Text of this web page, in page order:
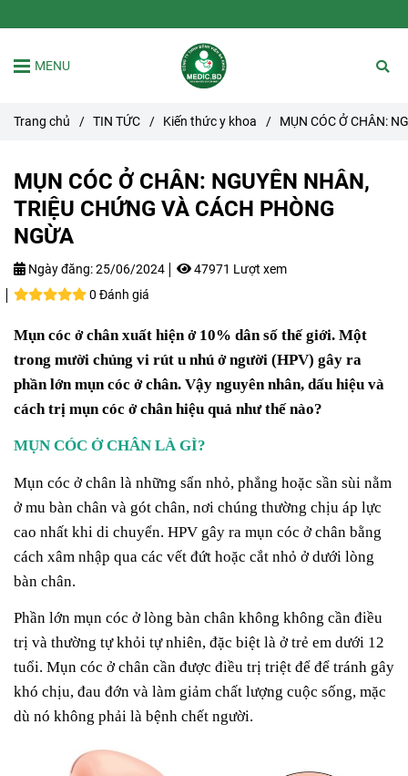
MENU
Trang chủ / TIN TỨC / Kiến thức y khoa / MỤN CÓC Ở CHÂN:
MỤN CÓC Ở CHÂN: NGUYÊN NHÂN,
TRIỆU CHỨNG VÀ CÁCH PHÒNG
NGỪA
Ngày đăng:25/06/2024
47971 Lượt xem
0 Đánh giá
Mụn cóc ở chân xuất hiện ở 10% dân số thế giới. Một
trong mười chủng vi rút u nhú ở người (HPV) gây ra
phần lớn mụn cóc ở chân. Vậy nguyên nhân, dấu hiệu và
cách trị mụn cóc ở chân hiệu quả như thế nào?
MỤN CÓC Ở CHÂN LÀ GÌ?
Mụn cóc ở chân là những sẩn nhỏ, phẳng hoặc sần sùi nằm
ở mu bàn chân và gót chân, nơi chúng thường chịu áp lực
cao nhất khi di chuyển. HPV gây ra mụn cóc ở chân bằng
cách xâm nhập qua các vết đứt hoặc cắt nhỏ ở dưới lòng
bàn chân.
Phần lớn mụn cóc ở lòng bàn chân không không cần điều
trị và thường tự khỏi tự nhiên, đặc biệt là ở trẻ em dưới 12
tuổi. Mụn cóc ở chân cần được điều trị triệt để để tránh gây
khó chịu, đau đớn và làm giảm chất lượng cuộc sống, mặc
dù nó không phải là bệnh chết người.